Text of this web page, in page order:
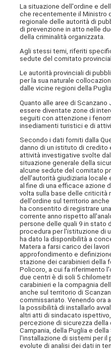
La situazione dell'ordine e
che recentemente il Ministro
regionale delle autorità di
di prevenzione in atto nelle
della criminalità organizzata.
Agli stessi temi, riferiti
sedute del comitato
Le autorità provinciali di
per la sua naturale
dalle vicine regioni della
Quanto alle aree di
essere diventate zone di
seguiti con attenzione i
insediamenti turistici e di
Secondo i dati forniti dalla
danno di un istituto di credito
attività investigative svolte
situazione generale della
alcune sedute del comitato
dell'autorità giudiziaria locale
al fine di una efficace azione
volta sulla base delle criticità
dell'ordine sul territorio
ha consentito di registrare
corrente anno rispetto
persone delle quali 9 in stato
procedura per l'istituzione di
ha dato la disponibilità a
Matera a farsi carico dei
approfondimento e
stazione dei carabinieri della
Policoro, a cui fa riferimento
due centri è di soli 5
carabinieri e la compagnia
anche sul territorio di
commissariato. Venendo ora
la possibilità di installarlo
altri atti di sindacato
percezione di sicurezza della
Campania, della Puglia e
l'installazione di sistemi per
evolute di analisi dei dati in